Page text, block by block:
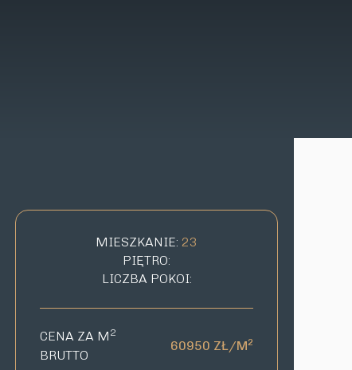
MIESZKANIE: 23
PIĘTRO:
LICZBA POKOI:
CENA ZA M 2
BRUTTO
60950 ZŁ/M2